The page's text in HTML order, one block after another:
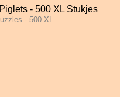
- 500 XL Stukjes
- 500 XL…